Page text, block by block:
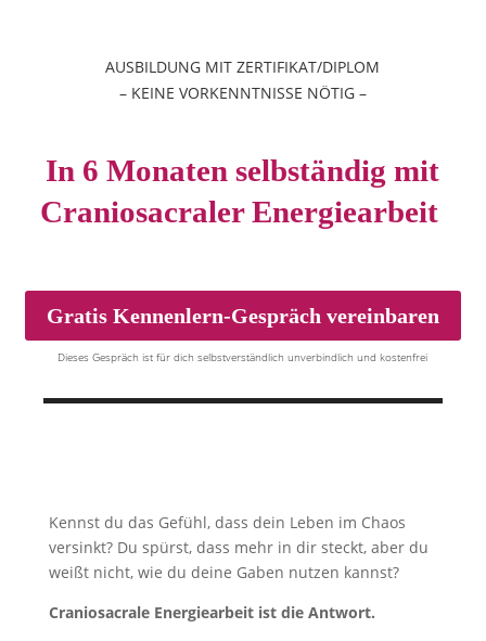
AUSBILDUNG MIT ZERTIFIKAT/DIPLOM
– KEINE VORKENNTNISSE NÖTIG –
In 6 Monaten selbständigmit
Craniosacraler Energiearbeit
Gratis Kennenlern-Gespräch vereinbaren
Dieses Gespräch ist für dich selbstverständlich unverbindlich und kostenfrei
Kennst du das Gefühl, dass dein Leben im Chaos
versinkt? Du spürst, dass mehr in dir steckt, aber du
weißt nicht, wie du deine Gaben nutzen kannst?
Craniosacrale Energiearbeit ist die Antwort.